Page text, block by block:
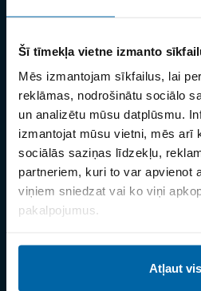
Šī tīmekļa vietne izmanto
Mēs izmantojam sīkfailus, lai
reklāmas, nodrošinātu sociālo
un analizētu mūsu datplūsmu.
izmantojat mūsu vietni, mēs arī
sociālās saziņas līdzekļu,
partneriem, kuri to var apvienot
viņiem sniedzat vai ko viņi
pakalpojumus.
Atļaut
J.S. Hamilton Baltic SIA
Reģ. nr. 40103871780
PVN nr. LV40103871780
Adrese:
Mazā Rencēnu iela 12 Rīga, LV-
Tālr.:
+371 27087073